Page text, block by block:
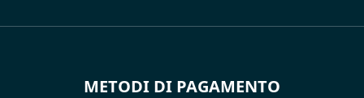
METODI DI PAGAMENTO